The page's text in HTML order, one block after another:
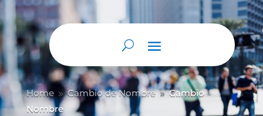
Home 9 Cambio de Nombre 9 Cambio
Nombre